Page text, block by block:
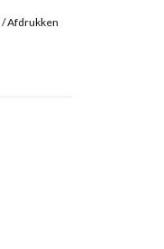
/Afdrukken